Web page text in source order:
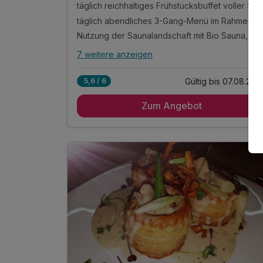
Alle Inklusivleistungen
mit Balkon oder Terrasse
täglich reichhaltiges Frühstücksbuffet voller
täglich abendliches 3-Gang-Menü im Rahmen
der Halbpension mit Salatbuffet
Nutzung der Saunalandschaft mit Bio Sauna,
finnischer Sauna, Infrarotkabine und Ruheraum
1 x Geführte Wanderung von der Gemeinde pro
Tag im Zuge Ihrer Gästekarte
1 x Wanderkarte der Umgebung für ausgiebige
Entdeckungstouren
1 x Bodenmaiser Gästekarte mit Ermäßigungen
7 weitere anzeigen
5,6 / 6 Gültig bis 07.08.2027
Zum Angebot